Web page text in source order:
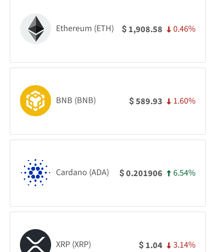
Ethereum (ETH) $ 1,908.58 0.46%
BNB (BNB) $589.93 1.60%
Cardano (ADA) $0.201906 6.54%
XRP (XRP) $ 1.04 3.14%